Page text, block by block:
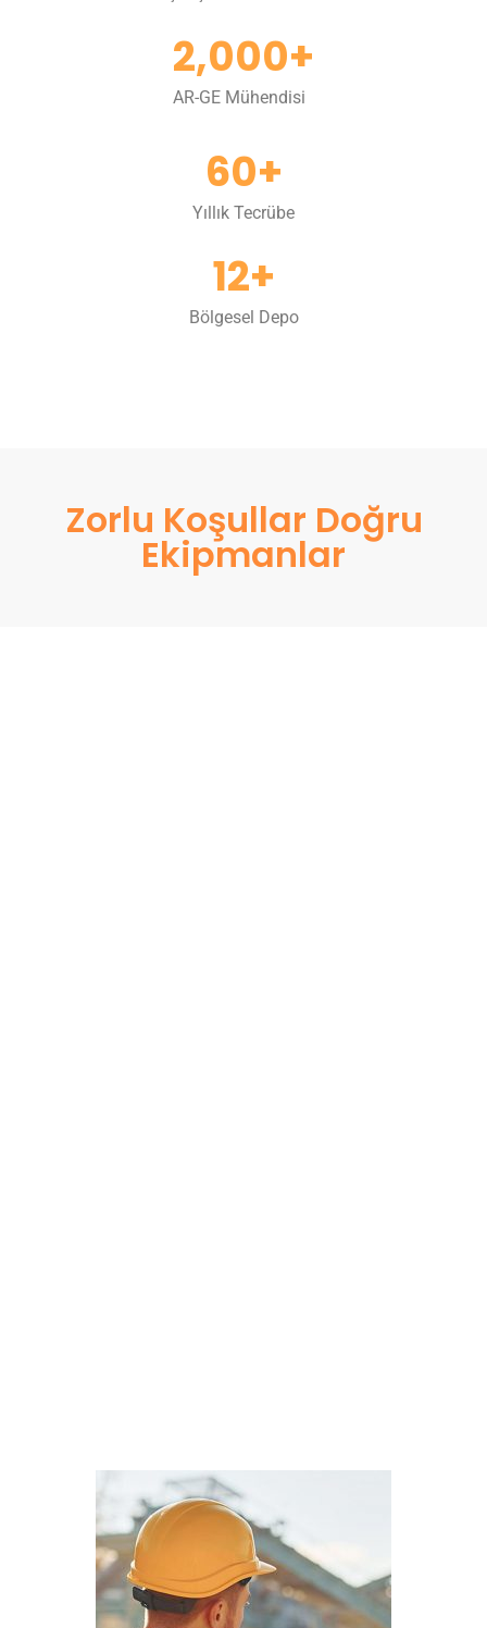
AR-GE Mühendisi
2,000+
Yıllık Tecrübe
60+
Bölgesel Depo
12+
Zorlu Koşullar Doğru
Ekipmanlar